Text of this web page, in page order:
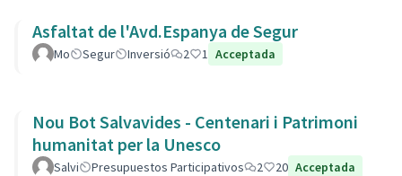
Asfaltat de l'Avd.Espanya de Segur
Mo Segur Inversió 2 1 Acceptada
Nou Bot Salvavides - Centenari i Patrimoni
humanitat per la Unesco
Salvi Presupuestos Participativos 2 20 Acceptada